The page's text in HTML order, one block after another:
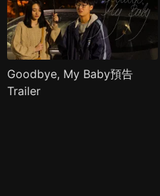
Goodbye, My Baby預告
Trailer